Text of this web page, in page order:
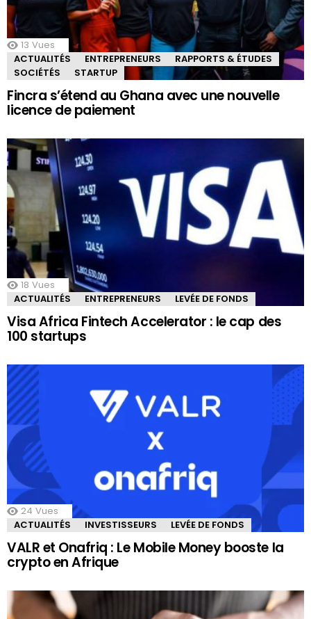
13 Vues
ACTUALITÉS
ENTREPRENEURS
RAPPORTS & ÉTUDES
SOCIÉTÉS
STARTUP
Fincra s’étend au Ghana avec une nouvelle
licence de paiement
18 Vues
ACTUALITÉS
ENTREPRENEURS LEVÉE DE FONDS
Visa Africa Fintech Accelerator : le cap des
100 startups
24 Vues
ACTUALITÉS
INVESTISSEURS LEVÉE DE FONDS
VALR et Onafriq : Le Mobile Money booste la
crypto en Afrique